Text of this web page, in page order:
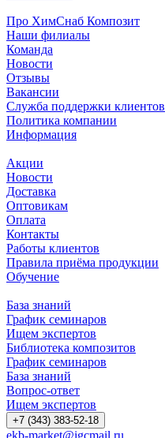
Про ХимСнаб Композит
Наши филиалы
Команда
Новости
Отзывы
Вакансии
Служба поддержки клиентов
Политика компании
Информация
Акции
Новости
Доставка
Оптовикам
Оплата
Контакты
Работы клиентов
Правила приёма продукции
Обучение
База знаний
График семинаров
Ищем экспертов
Библиотека композитов
График семинаров
База знаний
Вопрос-ответ
Ищем экспертов
+7 (343) 383-52-18
ekb-market@igcmail.ru